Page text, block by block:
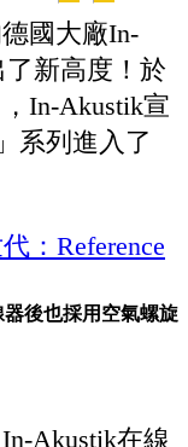
國大廠In-
新高度！於
In-Akustik宣
系列進入了
後也採用空氣螺旋
Akustik在線